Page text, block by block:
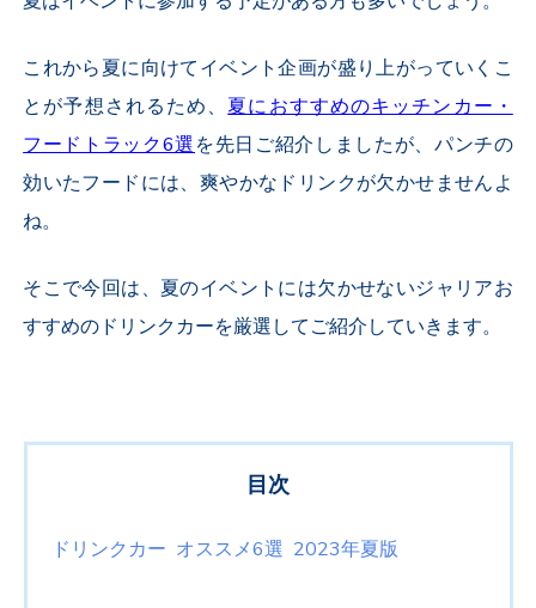
これから夏に向けてイベント企画が盛り上がっていくこ
とが予想されるため、夏におすすめのキッチンカー・
フードトラック6選を先日ご紹介しましたが、パンチの
効いたフードには、爽やかなドリンクが欠かせませんよ
ね。
そこで今回は、夏のイベントには欠かせないジャリアお
すすめのドリンクカーを厳選してご紹介していきます。
目次
ドリンクカー オススメ6選 2023年夏版